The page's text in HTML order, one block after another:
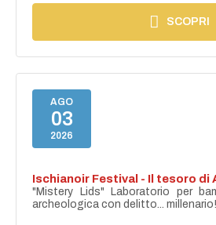
SCOPRI
AGO
03
2026
Ischianoir Festival - Il tesoro di
"Mistery Lids" Laboratorio per
archeologica con delitto... millenario!